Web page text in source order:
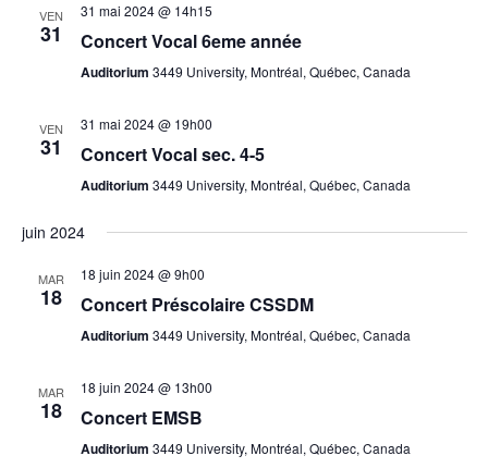
VEN
31
31 mai 2024 @ 14h15
Concert Vocal 6eme année
Auditorium 3449 University, Montréal, Québec, Canada
VEN
31
31 mai 2024 @ 19h00
Concert Vocal sec. 4-5
Auditorium 3449 University, Montréal, Québec, Canada
juin 2024
MAR
18
18 juin 2024 @ 9h00
Concert Préscolaire CSSDM
Auditorium 3449 University, Montréal, Québec, Canada
MAR
18
18 juin 2024 @ 13h00
Concert EMSB
Auditorium 3449 University, Montréal, Québec, Canada